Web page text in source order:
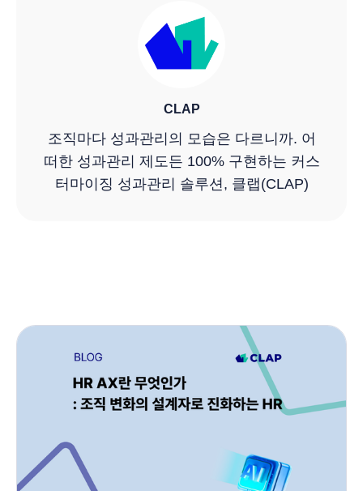
CLAP
조직마다 성과관리의 모습은 다르니까. 어
떠한 성과관리 제도든 100% 구현하는 커스
터마이징 성과관리 솔루션, 클랩(CLAP)